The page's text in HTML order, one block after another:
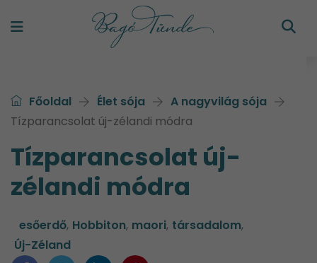
Főoldal Élet sója
A nagyvilág sója
Tízparancsolat új-zélandi módra
Tízparancsolat új-
zélandi módra
esőerdő, Hobbiton, maori, társadalom,
Új-Zéland